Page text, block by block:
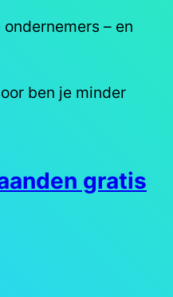
– en
ben je minder
gratis